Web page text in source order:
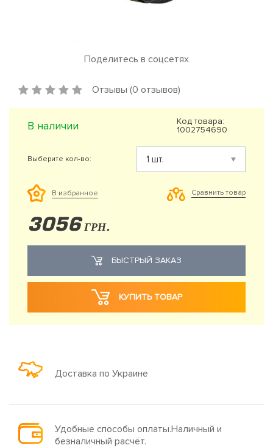
Поделитесь в соцсетях
Отзывы (0 отзывов)
В наличии
Код товара:
1002754690
Выберите кол-во:
В избранное Сравнить товар
3056 ГРН.
БЫСТРЫЙ ЗАКАЗ
КУПИТЬ ТОВАР
Доставка по Украине
Удобные способы оплаты.Наличный и
безналичный расчёт.